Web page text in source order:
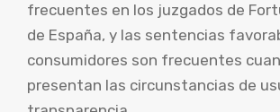
frecuentes en los juzgados de
de España, y las sentencias
consumidores son frecuentes
presentan las circunstancias de